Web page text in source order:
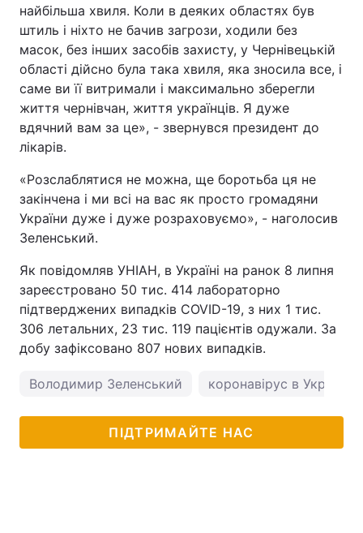
найбільша хвиля. Коли в деяких областях був
штиль і ніхто не бачив загрози, ходили без
масок, без інших засобів захисту, у Чернівецькій
області дійсно була така хвиля, яка зносила все, і
саме ви її витримали і максимально зберегли
життя чернівчан, життя українців. Я дуже
вдячний вам за це», - звернувся президент до
лікарів.
«Розслаблятися не можна, ще боротьба ця не
закінчена і ми всі на вас як просто громадяни
України дуже і дуже розраховуємо», - наголосив
Зеленський.
Як повідомляв УНІАН, в Україні на ранок 8 липня
зареєстровано 50 тис. 414 лабораторно
підтверджених випадків COVID-19, з них 1 тис.
306 летальних, 23 тис. 119 пацієнтів одужали. За
добу зафіксовано 807 нових випадків.
Володимир Зеленський коронавірус в Україні
ПІДТРИМАЙТЕ НАС